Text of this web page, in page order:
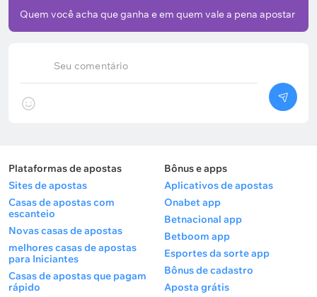
Seu comentário
Quem você acha que ganha e em quem vale a pena apostar
Plataformas de apostas
Sites de apostas
Casas de apostas com
escanteio
Novas casas de apostas
melhores casas de apostas
para Iniciantes
Casas de apostas que pagam
rápido
Bônus e apps
Aplicativos de apostas
Onabet app
Betnacional app
Betboom app
Esportes da sorte app
Bônus de cadastro
Aposta grátis